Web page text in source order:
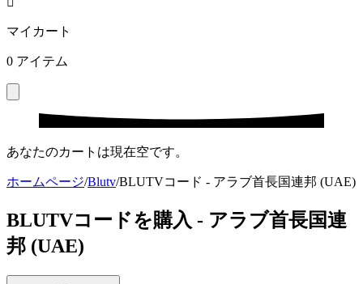
マイカート
0 アイテム
あなたのカートは現在空です。
ホームページ/Blutv/BLUTVコード - アラブ首長国連邦 (UAE)
BLUTVコードを購入 - アラブ首長国連
邦 (UAE)